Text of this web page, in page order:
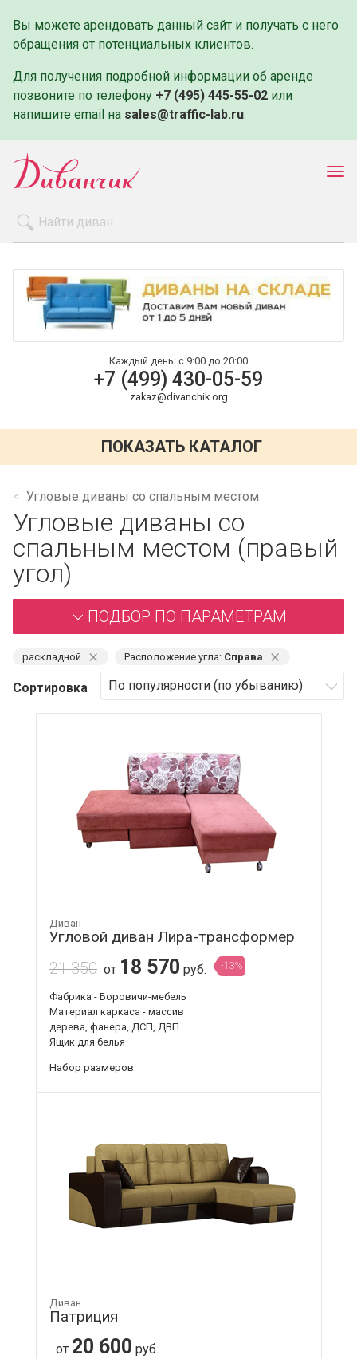
Вы можете арендовать данный сайт и получать с него
обращения от потенциальных клиентов.
Для получения подробной информации об аренде
позвоните по телефону +7 (495) 445-55-02 или
напишите email на sales@traffic-lab.ru.
Оплата и доставка
Контакты
Каждый день: с 9:00 до 20:00
+7 (499) 430-05-59
zakaz@divanchik.org
ПОКАЗАТЬ КАТАЛОГ
Угловые диваны со спальным местом
Угловые диваны со
спальным местом (правый
угол)
ПОДБОР ПО ПАРАМЕТРАМ
раскладной ⨯ Расположение угла: Справа ⨯
Сортировка
Диван
Угловой диван Лира-трансформер
21 350 от 18 570 руб. -13%
Фабрика - Боровичи-мебель
Материал каркаса - массив
дерева, фанера, ДСП, ДВП
Ящик для белья
Набор размеров
Диван
Патриция
от 20 600 руб.